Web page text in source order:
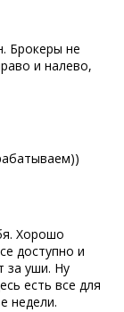
Брокеры не
и налево,
Хорошо
доступно и
за уши. Ну
есть все для
недели.